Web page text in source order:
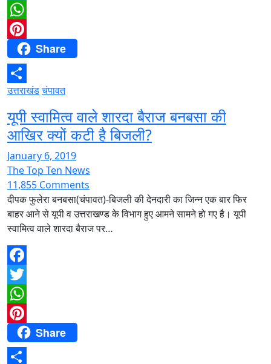
Twitter
WhatsApp
PinterestShare
Share
उत्तराखंडचंपावत
यूपी स्वामित्व वाले शारदा बैराज बनबसा की
आखिर क्यों कटी है बिजली?
January 6, 2019
The Top Ten News
11,855 Comments
दीपक फुलेरा बनबसा(चंपावत)-बिजली की देनदारी का जिन्न एक बार फिर
बाहर आने से यूपी व उत्तराखण्ड के विभाग हुए आमने सामने हो गए है। यूपी
स्वामित्व वाले शारदा बैराज पर…
Facebook
Twitter
WhatsApp
PinterestShare